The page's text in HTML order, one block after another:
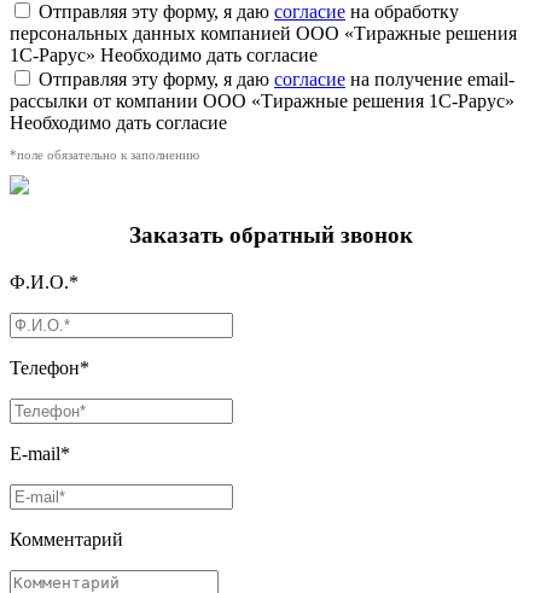
Отправляя эту форму, я даю согласие на обработку
персональных данных компанией ООО «Тиражные решения
1С-Рарус» Необходимо дать согласие
Отправляя эту форму, я даю согласие на получение email-
рассылки от компании ООО «Тиражные решения 1С-Рарус»
Необходимо дать согласие
*поле обязательно к заполнению
Заказать обратный звонок
Ф.И.О.*
Телефон*
E-mail*
Комментарий